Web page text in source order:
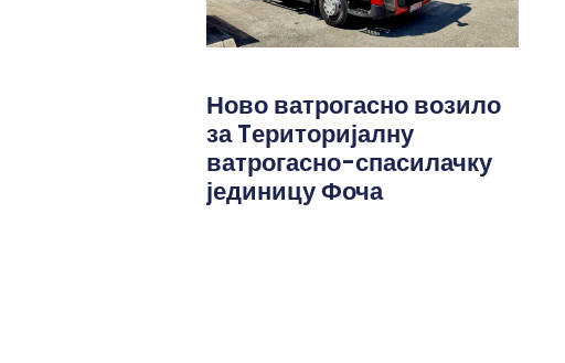
Ново ватрогасно возило
за Tериторијалну
ватрогасно-спасилачку
јединицу Фоча